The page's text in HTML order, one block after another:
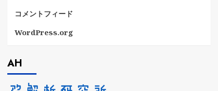
コメントフィード
WordPress.org
AH